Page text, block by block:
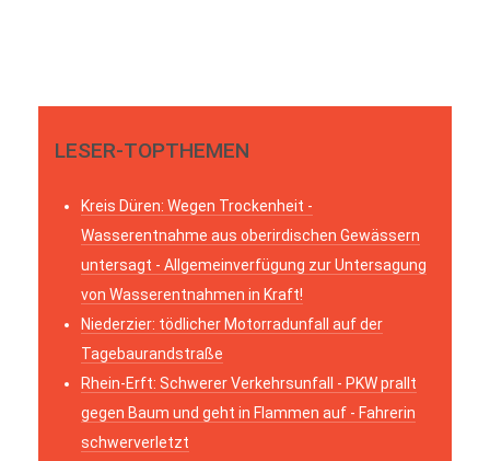
LESER-TOPTHEMEN
Kreis Düren: Wegen Trockenheit -
Wasserentnahme aus oberirdischen Gewässern
untersagt - Allgemeinverfügung zur Untersagung
von Wasserentnahmen in Kraft!
Niederzier: tödlicher Motorradunfall auf der
Tagebaurandstraße
Rhein-Erft: Schwerer Verkehrsunfall - PKW prallt
gegen Baum und geht in Flammen auf - Fahrerin
schwerverletzt